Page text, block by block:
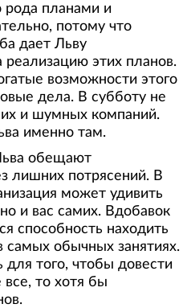
рода планами и
потому что
дает Льву
этих планов.
возможности этого
дела. В субботу не
и шумных компаний.
именно там.
обещают
лишних потрясений. В
может удивить
и вас самих. Вдобавок
способность находить
самых обычных занятиях.
того, чтобы довести
то хотя бы